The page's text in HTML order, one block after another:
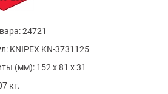
: 24721
KNIPEX KN-3731125
(мм): 152 x81 x31
кг.